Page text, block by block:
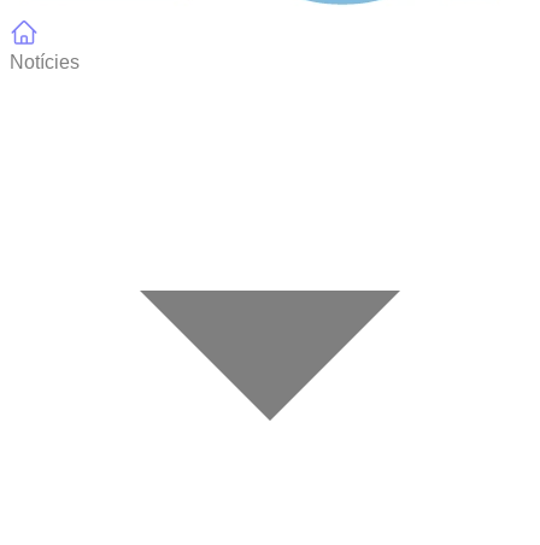
Notícies